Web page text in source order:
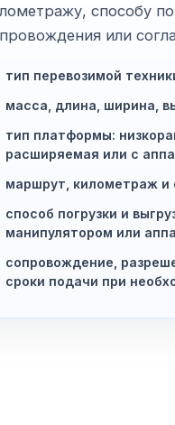
способу
или
тип перевозимой
масса, длина, ширина,
тип платформы:
расширяемая или с
маршрут, километраж и
способ погрузки и
манипулятором или
сопровождение,
сроки подачи при